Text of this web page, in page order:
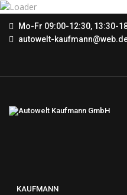
Mo-Fr 09:00-12:30, 13:30-
autowelt-
KAUFMANN